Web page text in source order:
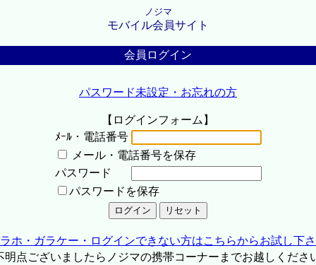
ノジマ
モバイル会員サイト
会員ログイン
パスワード未設定・お忘れの方
【ログインフォーム】
ﾒｰﾙ・電話番号
メール・電話番号を保存
パスワード
パスワードを保存
ホ・ガラケー・ログインできない方はこちらからお試し下
点ございましたらノジマの携帯コーナーまでお越しくださ